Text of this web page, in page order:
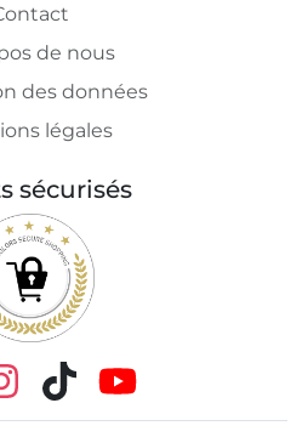
de nous
des données
légales
sécurisés